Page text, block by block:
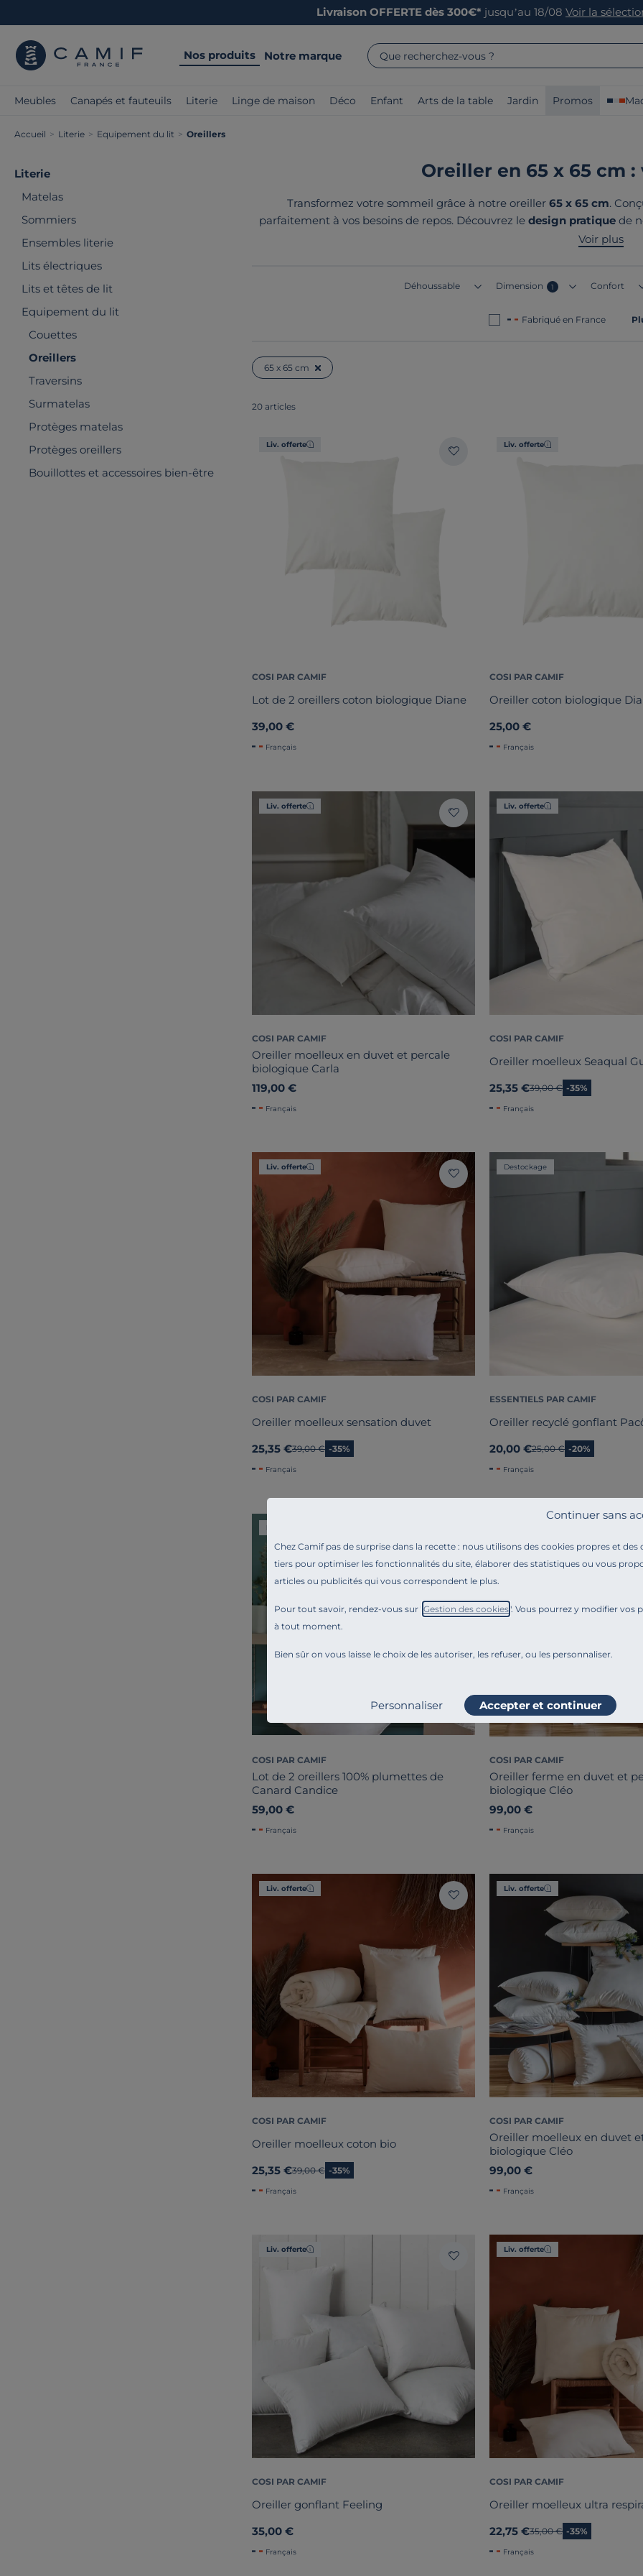
Chez Camif pas de surprise dans la recette : nous utilisons des cookies propres et des
tiers pour optimiser les fonctionnalités du site, élaborer des statistiques ou vous
articles ou publicités qui vous correspondent le plus.
Pour tout savoir, rendez-vous sur " Gestion des cookies". Vous pourrez y modifier vos
à tout moment.
Bien sûr on vous laisse le choix de les autoriser, les refuser, ou les personnaliser.
Continuer sans
Personnaliser Accepter et continuer
Livraison OFFERTE dès 300€* jusqu’au 18/08 Voir la
Nos produits Notre marque Que recherchez-vous ?
Meubles Canapés et fauteuils Literie Linge de maison Déco Enfant Arts de la table Jardin Promos
Accueil > Literie > Equipement du lit > Oreillers
Literie
Matelas
Sommiers
Ensembles literie
Lits électriques
Lits et têtes de lit
Equipement du lit
Couettes
Oreillers
Traversins
Surmatelas
Protèges matelas
Protèges oreillers
Bouillottes et accessoires bien-être
Oreiller en 65 x 65 cm
Transformez votre sommeil grâce à notre oreiller 65 x 65 cm.
parfaitement à vos besoins de repos. Découvrez le design pratiquede
vous garantit un large éventail de produitsélégants
Voir plus
Déhoussable Dimension 1 Confort
Fabriqué en France
65 x 65 cm
20 articles
Liv. offerte
COSI PAR CAMIF
Lot de 2 oreillers coton biologique Diane
39,00 €
Français
Liv. offerte
COSI PAR CAMIF
Oreiller coton biologique
25,00 €
Français
Liv. offerte
COSI PAR CAMIF
Oreiller moelleux en duvet et percale
biologique Carla
119,00 €
Français
Liv. offerte
COSI PAR CAMIF
Oreiller moelleux Seaqual
25,35 €Ancien prix
39,00 € -35%
Français
Liv. offerte
COSI PAR CAMIF
Oreiller moelleux sensation duvet
25,35 €Ancien prix
39,00 € -35%
Français
Destockage
ESSENTIELS PAR CAMIF
Oreiller recyclé gonflant
20,00 €Ancien prix
25,00 € -20%
Français
COSI PAR CAMIF
Lot de 2 oreillers 100% plumettes de
Canard Candice
59,00 €
Français
COSI PAR CAMIF
Oreiller ferme en duvet et
biologique Cléo
99,00 €
Français
Liv. offerte
COSI PAR CAMIF
Oreiller moelleux coton bio
25,35 €Ancien prix
39,00 € -35%
Français
Liv. offerte
COSI PAR CAMIF
Oreiller moelleux en duvet
biologique Cléo
99,00 €
Français
Liv. offerte
COSI PAR CAMIF
Oreiller gonflant Feeling
35,00 €
Français
Liv. offerte
COSI PAR CAMIF
Oreiller moelleux ultra
22,75 €Ancien prix
35,00 € -35%
Français